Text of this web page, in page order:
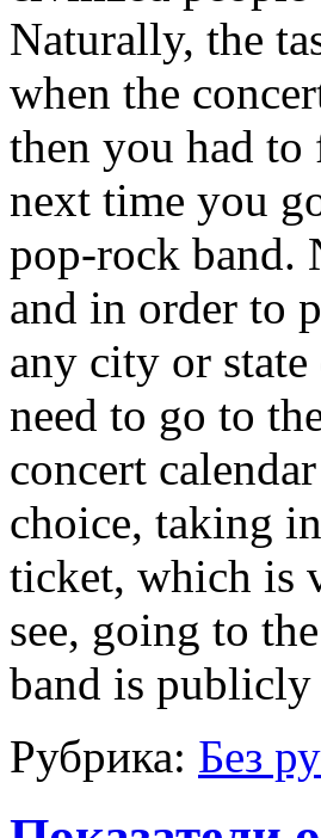
Naturally, the
when the
then you had
next time you
pop-rock band.
and in order to
any city or
need to go to
concert
choice, taking
ticket, which is
see, going to
band is publicly
Рубрика: Без